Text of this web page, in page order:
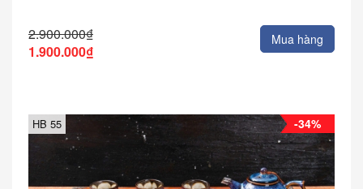
2.900.000₫
1.900.000₫
Mua hàng
-34%
HB 55